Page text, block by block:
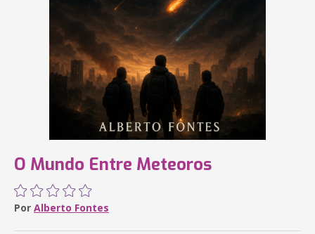
O Mundo Entre Meteoros
Por Alberto Fontes